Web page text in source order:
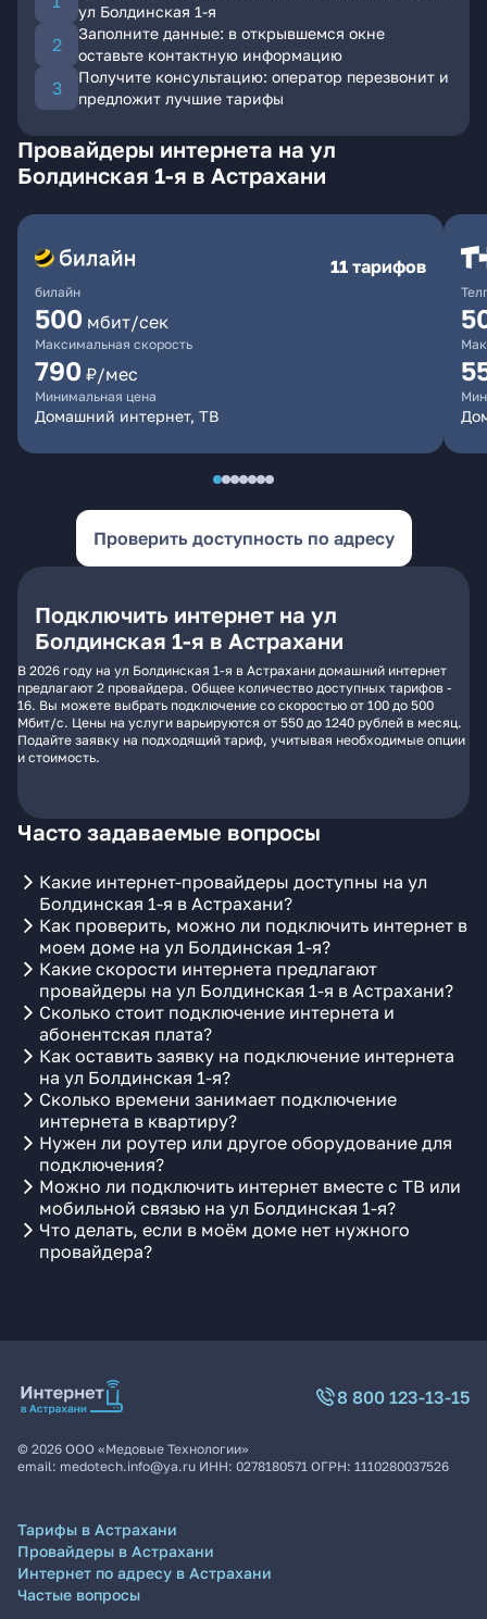
ул Болдинская 1-я
Заполните данные: в открывшемся окне
оставьте контактную информацию
Получите консультацию: оператор перезвонит и
предложит лучшие тарифы
Провайдеры интернета на ул
Болдинская 1-я в Астрахани
билайн
11 тарифов
500 мбит/сек
Максимальная скорость
790 ₽/мес
Минимальная цена
Домашний интернет, ТВ
Проверить доступность по адресу
Подключить интернет на ул
Болдинская 1-я в Астрахани
В 2026 году на ул Болдинская 1-я в Астрахани домашний интернет
предлагают 2 провайдера. Общее количество доступных тарифов -
16. Вы можете выбрать подключение со скоростью от 100 до 500
Мбит/с. Цены на услуги варьируются от 550 до 1240 рублей в месяц.
Подайте заявку на подходящий тариф, учитывая необходимые опции
и стоимость.
Часто задаваемые вопросы
Какие интернет-провайдеры доступны на ул
Болдинская 1-я в Астрахани?
Как проверить, можно ли подключить интернет в
моем доме на ул Болдинская 1-я?
Какие скорости интернета предлагают
провайдеры на ул Болдинская 1-я в Астрахани?
Сколько стоит подключение интернета и
абонентская плата?
Как оставить заявку на подключение интернета
на ул Болдинская 1-я?
Сколько времени занимает подключение
интернета в квартиру?
Нужен ли роутер или другое оборудование для
подключения?
Можно ли подключить интернет вместе с ТВ или
мобильной связью на ул Болдинская 1-я?
Что делать, если в моём доме нет нужного
провайдера?
8 800 123-13-15
© 2026 ООО «Медовые Технологии»
email: medotech.info@ya.ru ИНН: 0278180571 ОГРН: 1110280037526
Тарифы в Астрахани
Провайдеры в Астрахани
Интернет по адресу в Астрахани
Частые вопросы